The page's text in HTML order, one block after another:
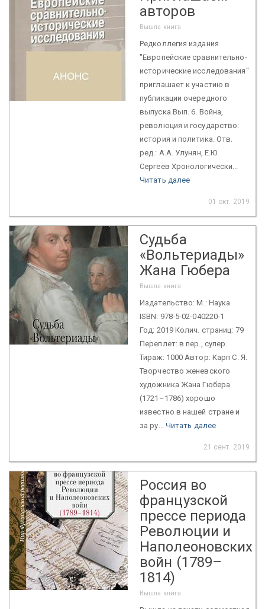
авторов
Вышла книга
Редколлегия издания
"Европейские сравнительно-
исторические исследования"
приглашает к участию в
публикации очередного
выпуска Вып. 6. Война,
революция и государство:
история и политика. Отв.
ред.: А.А. Улунян, Е.Ю.
Сергеев Хронологически...
Читать далее
01 окт. 2019
Судьба
«Вольтериады»
Жана Гюбера
Вышла книга
Издательство: М.: Наука
ISBN: 978-5-02-040220-1
Год: 2019 Колич. страниц: 79
Переплет: в пер., супер.
Тираж: 1000 Автор: Карп С. Я.
Творчество женевского
художника Жана Гюбера
(1721–1786) хорошо
известно в нашей стране и
за ру... Читать далее
21 сент. 2019
Россия во
французской
прессе периода
Революции и
Наполеоновских
войн (1789–
1814)
Вышла книга